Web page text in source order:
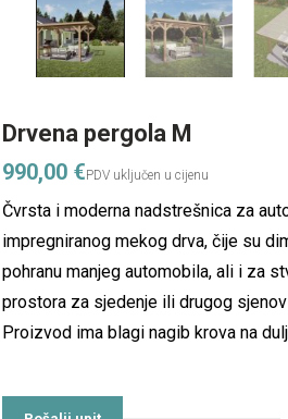
Drvena pergola M
990,00 €
Čvrsta i moderna nadstrešnica za
impregniranog mekog drva, čije su
pohranu manjeg automobila, ali i za
prostora za sjedenje ili drugog
Proizvod ima blagi nagib krova na